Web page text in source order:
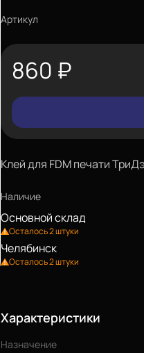
Артикул
860 ₽
Клей для FDM печати
Наличие
Основной склад
Осталось 2 штуки
Челябинск
Осталось 2 штуки
Характеристики
Назначение